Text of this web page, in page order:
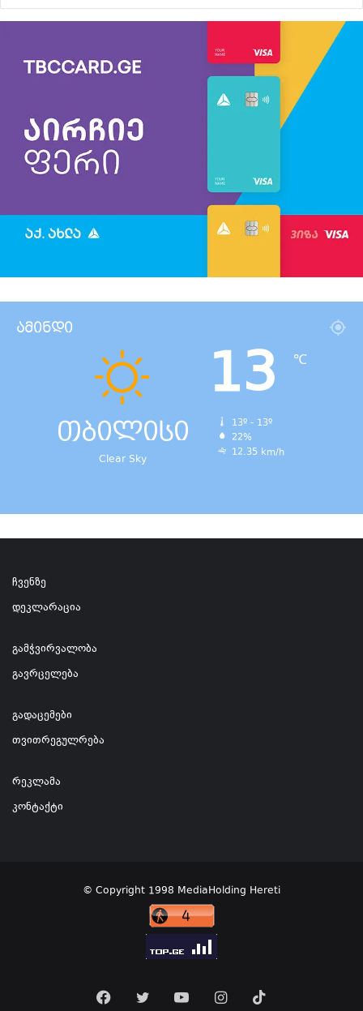
ამინდი
თბილისი
Clear Sky
13 ℃
13º - 13º
22%
12.35 km/h
ჩვენზე
დეკლარაცია
გამჭვირვალობა
გავრცელება
გადაცემები
თვითრეგულრება
რეკლამა
კონტაქტი
© Copyright 1998 MediaHolding Hereti
FacebookTwitter YouTubeInstagram